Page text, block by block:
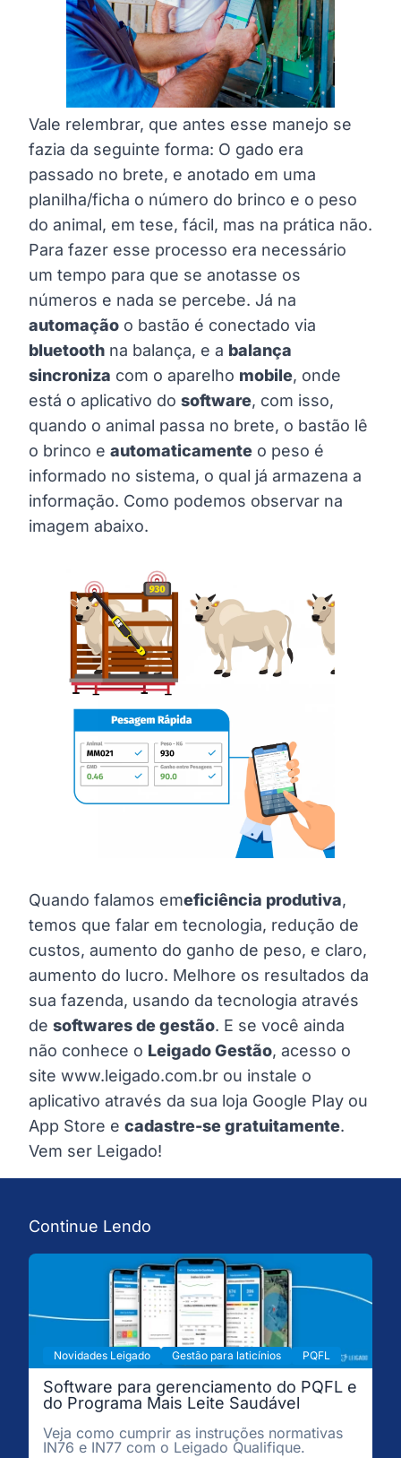
Vale relembrar, que antes esse manejo se
fazia da seguinte forma: O gado era
passado no brete, e anotado em uma
planilha/ficha o número do brinco e o peso
do animal, em tese, fácil, mas na prática não.
Para fazer esse processo era necessário
um tempo para que se anotasse os
números e nada se percebe. Já na
automação o bastão é conectado via
bluetooth na balança, e a balança
sincroniza com o aparelho mobile, onde
está o aplicativo do software, com isso,
quando o animal passa no brete, o bastão lê
o brinco e automaticamente o peso é
informado no sistema, o qual já armazena a
informação. Como podemos observar na
imagem abaixo.
Quando falamos emeficiência produtiva,
temos que falar em tecnologia, redução de
custos, aumento do ganho de peso, e claro,
aumento do lucro. Melhore os resultados da
sua fazenda, usando da tecnologia através
de softwares de gestão. E se você ainda
não conhece o Leigado Gestão, acesso o
site www.leigado.com.br ou instale o
aplicativo através da sua loja Google Play ou
App Store e cadastre-se gratuitamente.
Vem ser Leigado!
Continue Lendo
Novidades Leigado Gestão para laticínios PQFL
Software para gerenciamento do PQFL e
do Programa Mais Leite Saudável
Veja como cumprir as instruções normativas
IN76 e IN77 com o Leigado Qualifique.